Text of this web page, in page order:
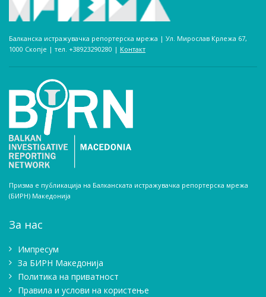
Балканска истражувачка репортерска мрежа | Ул. Мирослав Крлежа 67,
1000 Скопје | тел. +38923290280­ | Контакт
Призма е публикација на Балканската истражувачка репортерска мрежа
(БИРН) Македонија
За нас
Импресум
Зa БИРН Македонија
Политика на приватност
Правила и услови на користење